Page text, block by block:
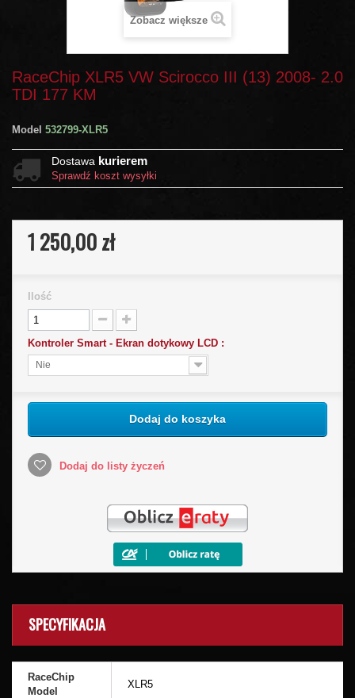
Zobacz większe
RaceChip XLR5 VW Scirocco III (13) 2008- 2.0
TDI 177 KM
Model 532799-XLR5
Dostawa kurierem
Sprawdź koszt wysyłki
1 250,00 zł
Ilość
Kontroler Smart - Ekran dotykowy LCD :
Nie
Dodaj do koszyka
Dodaj do listy życzeń
SPECYFIKACJA
RaceChip
Model
XLR5